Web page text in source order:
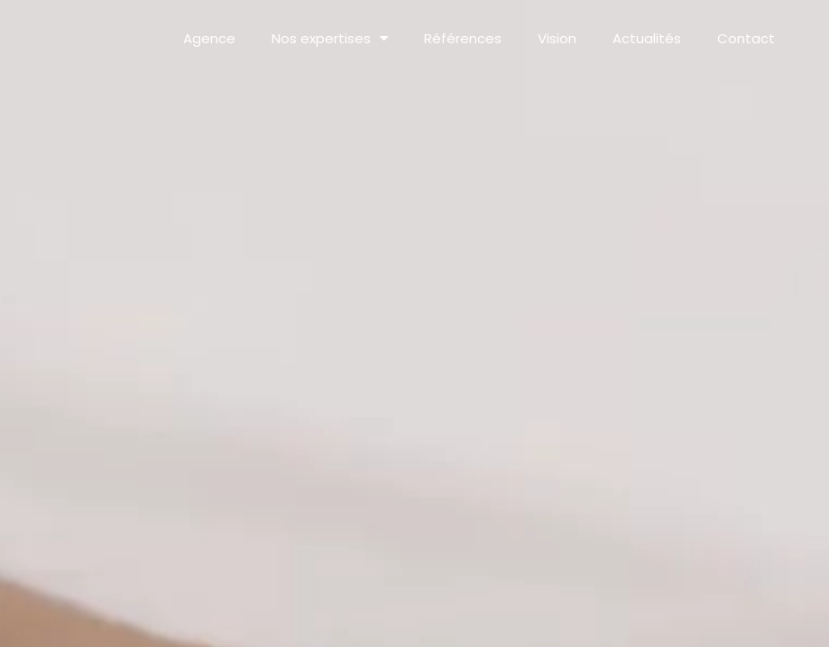
Agence Nos expertises Références Vision Actualités Contact